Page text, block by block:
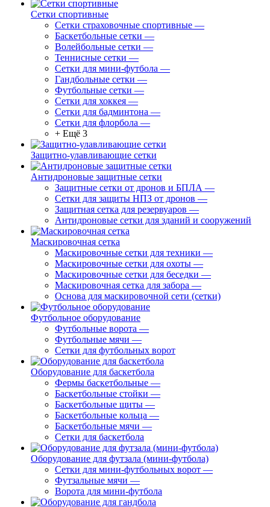
Сетки спортивные
Сетки страховочные спортивные —
Баскетбольные сетки —
Волейбольные сетки —
Теннисные сетки —
Сетки для мини-футбола —
Гандбольные сетки —
Футбольные сетки —
Сетки для хоккея —
Сетки для бадминтона —
Сетки для флорбола —
+ Ещё 3
Защитно-улавливающие сетки
Антидроновые защитные сетки
Защитные сетки от дронов и БПЛА —
Сетки для защиты НПЗ от дронов —
Защитная сетка для резервуаров —
Антидроновые сетки для зданий и сооружений
Маскировочная сетка
Маскировочные сетки для техники —
Маскировочные сетки для охоты —
Маскировочные сетки для беседки —
Маскировочная сетка для забора —
Основа для маскировочной сети (сетки)
Футбольное оборудование
Футбольные ворота —
Футбольные мячи —
Сетки для футбольных ворот
Оборудование для баскетбола
Фермы баскетбольные —
Баскетбольные стойки —
Баскетбольные щиты —
Баскетбольные кольца —
Баскетбольные мячи —
Сетки для баскетбола
Оборудование для футзала (мини-футбола)
Сетки для мини-футбольных ворот —
Футзальные мячи —
Ворота для мини-футбола